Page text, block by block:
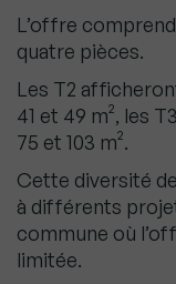
L’offre
quatre pièces.
Les T2
41 et 49 m², les
75 et 103 m².
Cette diversité
à différents
commune où
limitée.